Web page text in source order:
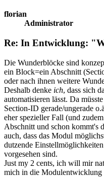
florian
Administrator
Re: In Entwicklung:
Die Wunderblöcke sind
ein Block=ein Abschnitt
oder nach ihnen weitere
Deshalb denke ich, dass sich
automatisieren lässt. Da
Section-ID gerade/ungerade
eher spezieller Fall (und
Abschnitt und schon kommt's
auch, dass das Modul
dutzende
vorgesehen sind.
Just my 2 cents, ich will mir
mich in die Modulentwicklung